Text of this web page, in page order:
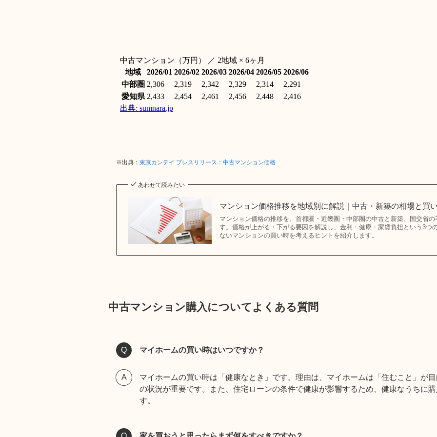
※出典： 東京カンテイ プレスリリース：中古マンション価格
あわせて読みたい
マンション価格推移を地域別に解説｜中古・新築の相場と買
マンション価格の推移を、首都圏・近畿圏・中部圏の中古と新築、国交省
す。価格が上がる・下がる要因を解説し、金利・健康・家賃負担という3つ
ないマンションの買い時を考えるヒントを紹介します。
中古マンション購入についてよくある質問
マイホームの買い時はいつですか？
マイホームの買い時は「健康なとき」です。理由は、マイホームは「住むこと」が
の状況が重要です。また、住宅ローンの条件で健康が影響するため、健康なうちに
す。